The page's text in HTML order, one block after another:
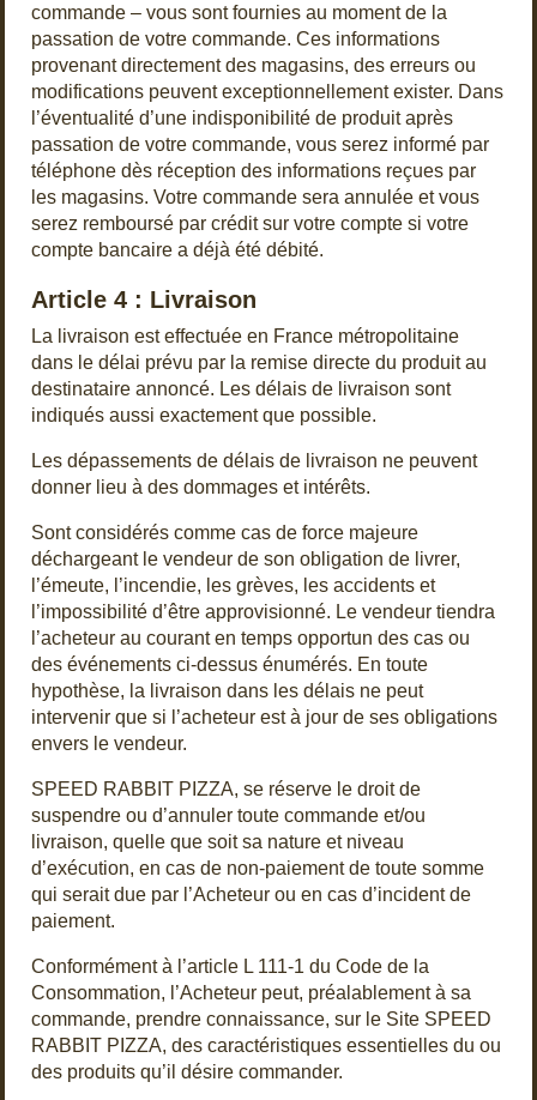
commande – vous sont fournies au moment de la
passation de votre commande. Ces informations
provenant directement des magasins, des erreurs ou
modifications peuvent exceptionnellement exister. Dans
l’éventualité d’une indisponibilité de produit après
passation de votre commande, vous serez informé par
téléphone dès réception des informations reçues par
les magasins. Votre commande sera annulée et vous
serez remboursé par crédit sur votre compte si votre
compte bancaire a déjà été débité.
Article 4 : Livraison
La livraison est effectuée en France métropolitaine
dans le délai prévu par la remise directe du produit au
destinataire annoncé. Les délais de livraison sont
indiqués aussi exactement que possible.
Les dépassements de délais de livraison ne peuvent
donner lieu à des dommages et intérêts.
Sont considérés comme cas de force majeure
déchargeant le vendeur de son obligation de livrer,
l’émeute, l’incendie, les grèves, les accidents et
l’impossibilité d’être approvisionné. Le vendeur tiendra
l’acheteur au courant en temps opportun des cas ou
des événements ci-dessus énumérés. En toute
hypothèse, la livraison dans les délais ne peut
intervenir que si l’acheteur est à jour de ses obligations
envers le vendeur.
SPEED RABBIT PIZZA, se réserve le droit de
suspendre ou d’annuler toute commande et/ou
livraison, quelle que soit sa nature et niveau
d’exécution, en cas de non-paiement de toute somme
qui serait due par l’Acheteur ou en cas d’incident de
paiement.
Conformément à l’article L 111-1 du Code de la
Consommation, l’Acheteur peut, préalablement à sa
commande, prendre connaissance, sur le Site SPEED
RABBIT PIZZA, des caractéristiques essentielles du ou
des produits qu’il désire commander.